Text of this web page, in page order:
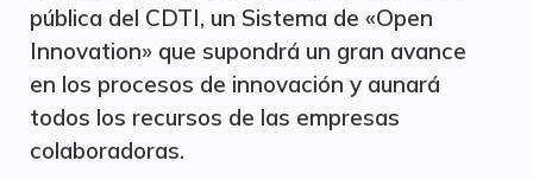
pública del CDTI, un Sistema de «Open
Innovation» que supondrá un gran avance
en los procesos de innovación y aunará
todos los recursos de las empresas
colaboradoras.